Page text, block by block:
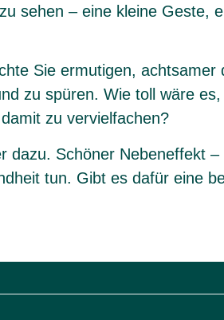
sehen – eine kleine Geste,
Sie ermutigen, achtsamer
zu spüren. Wie toll wäre
zu vervielfachen?
dazu. Schöner Nebeneffekt –
tun. Gibt es dafür eine